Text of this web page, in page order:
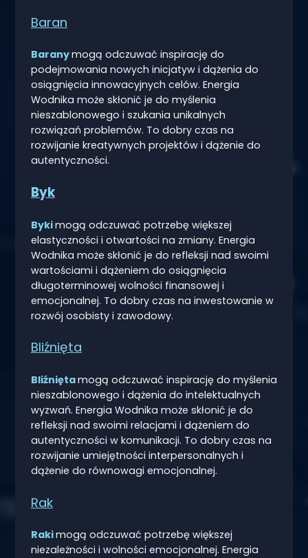
Baran
Baranymogą odczuwać inspirację do
podejmowania nowych inicjatyw i dążenia do
osiągnięcia innowacyjnych celów. Energia
Wodnika może skłonić je do myślenia
nieszablonowego i szukania unikalnych
rozwiązań problemów. To dobry czas na
rozwijanie kreatywnych projektów i dążenie do
autentyczności.
Byk
Bykimogą odczuwać potrzebę większej
elastyczności i otwartości na zmiany. Energia
Wodnika może skłonić je do refleksji nad swoimi
wartościami i dążeniem do osiągnięcia
długoterminowej wolności finansowej i
emocjonalnej. To dobry czas na inwestowanie w
rozwój osobisty i zawodowy.
Bliźnięta
Bliźniętamogą odczuwać inspirację do myślenia
nieszablonowego i dążenia do intelektualnych
wyzwań. Energia Wodnika może skłonić je do
refleksji nad swoimi relacjami i dążeniem do
autentyczności w komunikacji. To dobry czas na
rozwijanie umiejętności interpersonalnych i
dążenie do równowagi emocjonalnej.
Rak
Rakimogą odczuwać potrzebę większej
niezależności i wolności emocjonalnej. Energia